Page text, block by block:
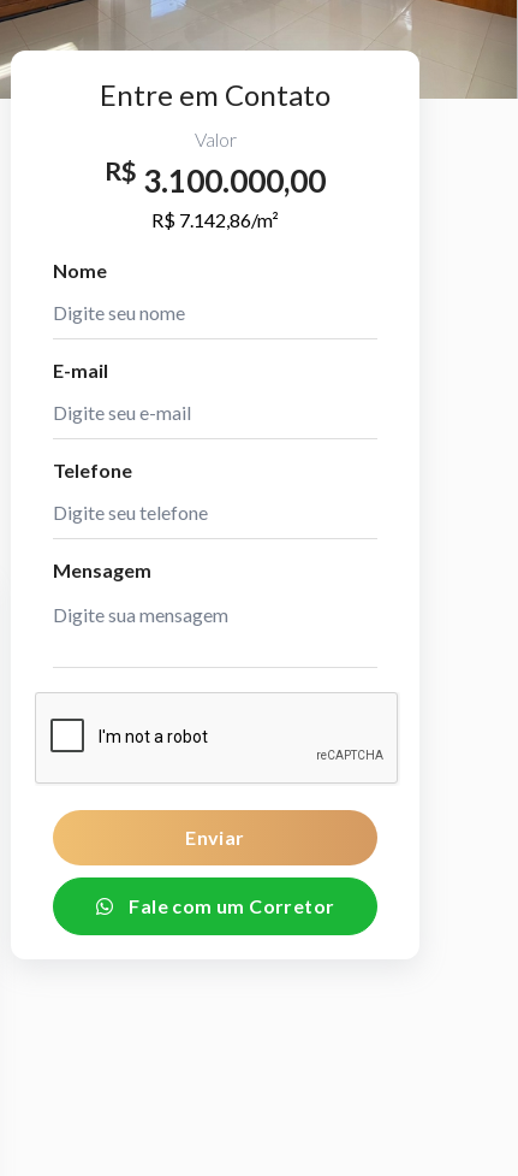
Entre em Contato
Valor
R$ 3.100.000,00
R$ 7.142,86/m²
Nome
E-mail
Telefone
Mensagem
Enviar
Fale com um Corretor